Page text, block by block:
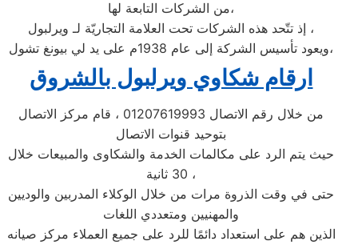
من الشركات التابعة لها،
إذ تتّحد هذه الشركات تحت العلامة التجاريّة لـ ويرلبول ،
ويعود تأسيس الشركة إلى عام 1938م على يد لي بيونغ تشول،
ارقام شكاوي ويرلبول بالشروق
من خلال رقم الاتصال 01207619993 ، قام مركز الاتصال
بتوحيد قنوات الاتصال
حيث يتم الرد على مكالمات الخدمة والشكاوى والمبيعات خلال
30 ثانية ،
حتى في وقت الذروة مرات من خلال الوكلاء المدربين والوديين
والمهنيين ومتعددي اللغات
الذين هم على استعداد دائمًا للرد على جميع العملاء مركز صيانه